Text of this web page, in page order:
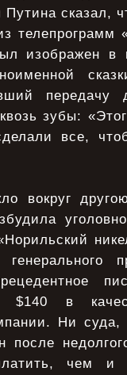
сказал,
изображен
передачу
зубы:
все,
вокруг
$140 в
Ни суда,
чем и